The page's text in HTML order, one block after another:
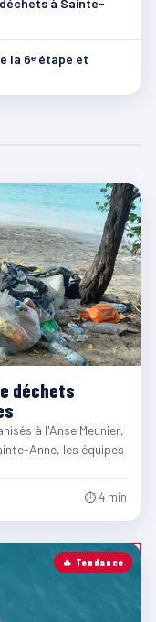
à Sainte-
la 6ᵉ étape et
déchets
à l'Anse Meunier,
Anne, les équipes
⏱ 4 min
🔥 Tendance